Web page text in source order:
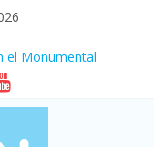
el Monumental
dos décadas y ya
el sector